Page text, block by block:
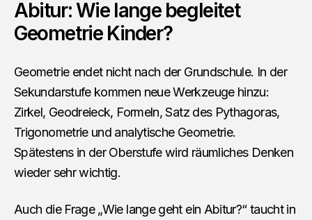
Abitur: Wie lange begleitet
Geometrie Kinder?
Geometrie endet nicht nach der Grundschule. In der
Sekundarstufe kommen neue Werkzeuge hinzu:
Zirkel, Geodreieck, Formeln, Satz des Pythagoras,
Trigonometrie und analytische Geometrie.
Spätestens in der Oberstufe wird räumliches Denken
wieder sehr wichtig.
Auch die Frage „Wie lange geht ein Abitur?“ taucht in